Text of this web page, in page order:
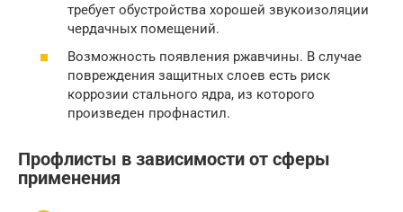
требует обустройства хорошей звукоизоляции
чердачных помещений.
Возможность появления ржавчины. В случае
повреждения защитных слоев есть риск
коррозии стального ядра, из которого
произведен профнастил.
Профлисты в зависимости от сферы
применения